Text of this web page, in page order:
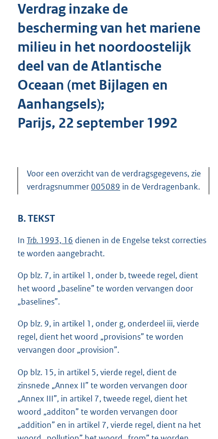
t
:
4
2
b
Verdrag inzake de
bescherming van het mariene
milieu in het noordoostelijk
deel van de Atlantische
Oceaan (met Bijlagen en
Aanhangsels);
Parijs, 22 september 1992
Voor een overzicht van de verdragsgegevens, zie
verdragsnummer005089 in de Verdragenbank.
B. TEKST
In Trb. 1993, 16 dienen in de Engelse tekst correcties
te worden aangebracht.
Op blz. 7, in artikel 1, onder b, tweede regel, dient
het woord „baseline” te worden vervangen door
„baselines”.
Op blz. 9, in artikel 1, onder g, onderdeel iii, vierde
regel, dient het woord „provisions” te worden
vervangen door „provision”.
Op blz. 15, in artikel 5, vierde regel, dient de
zinsnede „Annex II” te worden vervangen door
„Annex III”, in artikel 7, tweede regel, dient het
woord „additon” te worden vervangen door
„addition” en in artikel 7, vierde regel, dient na het